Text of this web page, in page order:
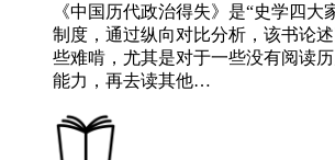
《中国历代政治得失》是“史学四
制度，通过纵向对比分析，该书论
些难啃，尤其是对于一些没有阅读
能力，再去读其他…